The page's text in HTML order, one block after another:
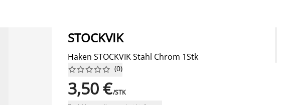
STOCKVIK
Haken STOCKVIK Stahl Chrom 1Stk





 (0)
3,50 €/STK